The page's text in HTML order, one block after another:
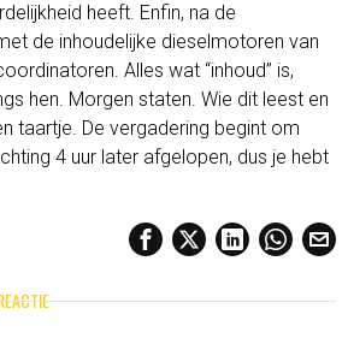
heeft. Enfin, na de
de inhoudelijke dieselmotoren van
Alles wat “inhoud” is,
hen. Morgen staten. Wie dit leest en
taartje. De vergadering begint om
4 uur later afgelopen, dus je hebt